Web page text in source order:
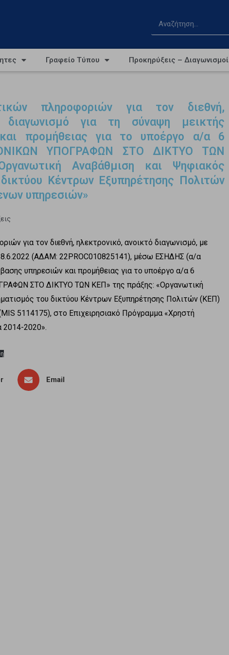
Γραφείο Τύπου Προκηρύξεις – Διαγωνισμοί
πληροφοριών για τον διεθνή,
διαγωνισμό για τη σύναψη μεικτής
προμήθειας για το υποέργο α/α 6
ΥΠΟΓΡΑΦΩΝ ΣΤΟ ΔΙΚΤΥΟ ΤΩΝ
Αναβάθμιση και Ψηφιακός
Κέντρων Εξυπηρέτησης Πολιτών
υπηρεσιών»
για τον διεθνή, ηλεκτρονικό, ανοικτό διαγωνισμό, με
(ΑΔΑΜ: 22PROC010825141), μέσω ΕΣΗΔΗΣ (α/α
υπηρεσιών και προμήθειας για το υποέργο α/α 6
ΣΤΟ ΔΙΚΤΥΟ ΤΩΝ ΚΕΠ» της πράξης: «Οργανωτική
του δικτύου Κέντρων Εξυπηρέτησης Πολιτών (ΚΕΠ)
5114175), στο Επιχειρησιακό Πρόγραμμα «Χρηστή
2014-2020».
Email